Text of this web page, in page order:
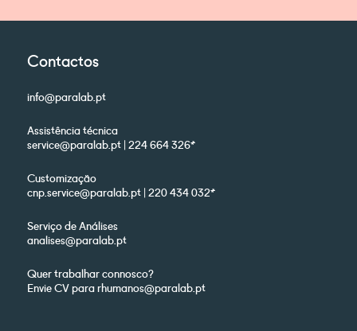
Contactos
info@paralab.pt
Assistência técnica
service@paralab.pt | 224 664 326*
Customização
cnp.service@paralab.pt | 220 434 032*
Serviço de Análises
analises@paralab.pt
Quer trabalhar connosco?
Envie CV para rhumanos@paralab.pt